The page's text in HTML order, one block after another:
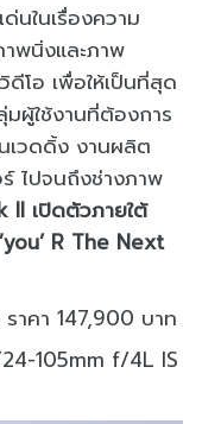
นในเรื่องความ
พนิ่งและภาพ
โอ เพื่อให้เป็นที่สุด
ผู้ใช้งานที่ต้องการ
เวดดิ้ง งานผลิต
ไปจนถึงช่างภาพ
II เปิดตัวภายใต้
R The Next
าคา 147,900 บาท
105mm f/4L IS